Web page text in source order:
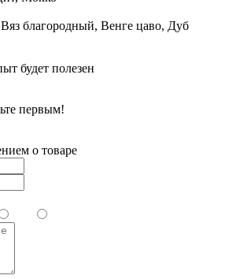
благородный, Венге цаво, Дуб
будет полезен
первым!
о товаре